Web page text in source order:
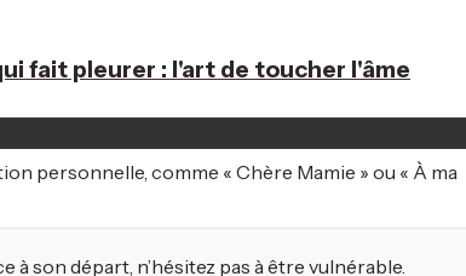
fait pleurer : l'art de toucher l'âme
personnelle, comme « Chère Mamie » ou « À ma
à son départ, n’hésitez pas à être vulnérable.